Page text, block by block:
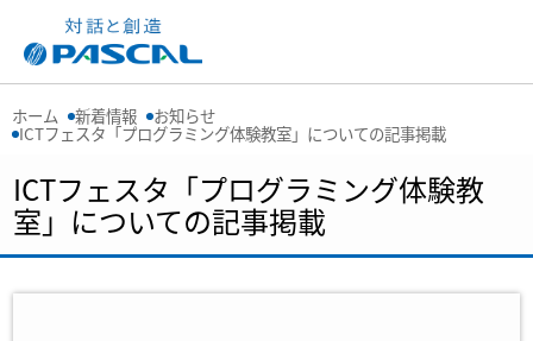
ホーム 新着情報 お知らせ
ICTフェスタ「プログラミング体験教室」についての記事掲載
ICTフェスタ「プログラミング体験教
室」についての記事掲載